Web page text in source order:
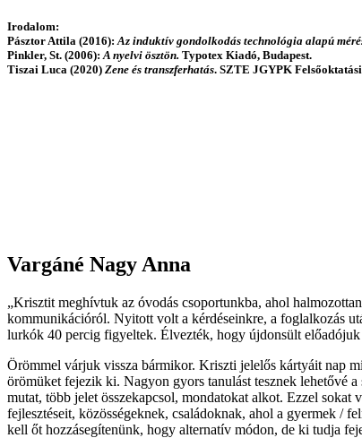
Irodalom:
Pásztor Attila (2016): Az induktív gondolkodás technológia alapú
Pinkler, St. (2006): A nyelvi ösztön. Typotex Kiadó, Budapest.
Tiszai Luca (2020) Zene és transzferhatás. SZTE JGYPK
Vargáné Nagy Anna
„Krisztit meghívtuk az óvodás csoportunkba, ahol
kommunikációról. Nyitott volt a kérdéseinkre, a foglalkozás
lurkók 40 percig figyeltek. Élvezték, hogy újdonsült
Örömmel várjuk vissza bármikor. Kriszti jelelős kártyáit nap
örömüket fejezik ki. Nagyon gyors tanulást tesznek lehetővé
mutat, több jelet összekapcsol, mondatokat alkot. Ezzel
fejlesztéseit, közösségeknek, családoknak, ahol a gyermek /
kell őt hozzásegítenünk, hogy alternatív módon, de ki tudja